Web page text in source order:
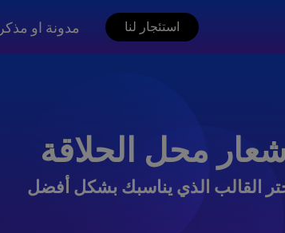
مدونة او استئجار لنا
محل الحلاقة